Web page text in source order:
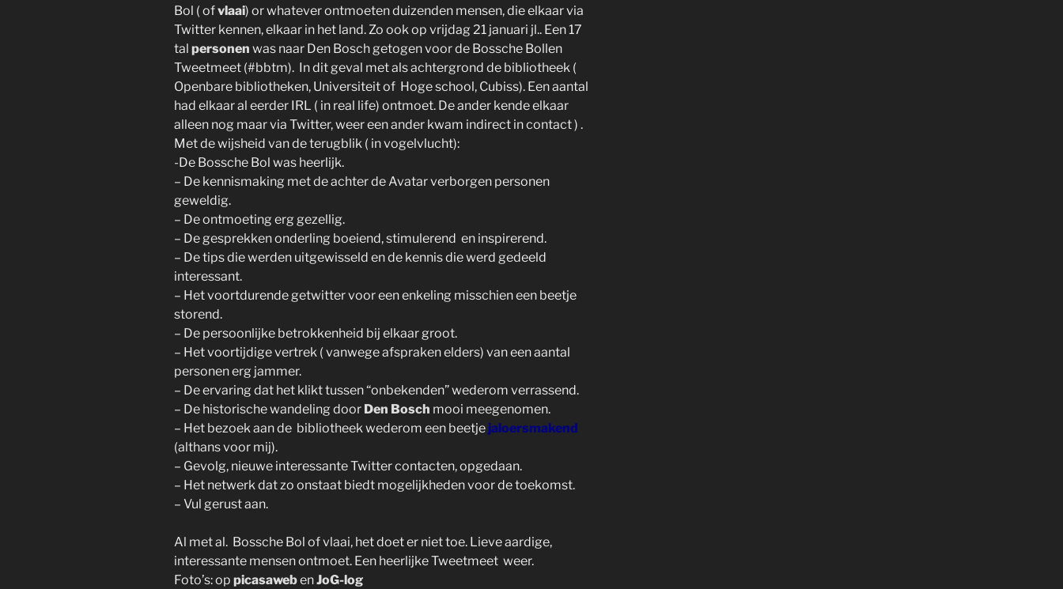
Bol ( ofvlaai) or whatever ontmoeten duizenden mensen, die elkaar via
Twitter kennen, elkaar in het land. Zo ook op vrijdag 21 januari jl.. Een 17
tal personen was naar Den Bosch getogen voor de Bossche Bollen
Tweetmeet (#bbtm). In dit geval met als achtergrond de bibliotheek (
Openbare bibliotheken, Universiteit of Hoge school, Cubiss). Een aantal
had elkaar al eerder IRL ( in real life) ontmoet. De ander kende elkaar
alleen nog maar via Twitter, weer een ander kwam indirect in contact ) .
Met de wijsheid van de terugblik ( in vogelvlucht):
-De Bossche Bol was heerlijk.
– De kennismaking met de achter de Avatar verborgen personen
geweldig.
– De ontmoeting erg gezellig.
– De gesprekken onderling boeiend, stimulerend en inspirerend.
– De tips die werden uitgewisseld en de kennis die werd gedeeld
interessant.
– Het voortdurende getwitter voor een enkeling misschien een beetje
storend.
– De persoonlijke betrokkenheid bij elkaar groot.
– Het voortijdige vertrek ( vanwege afspraken elders) van een aantal
personen erg jammer.
– De ervaring dat het klikt tussen “onbekenden” wederom verrassend.
– De historische wandeling door Den Bosch mooi meegenomen.
– Het bezoek aan de bibliotheek wederom een beetje jaloersmakend
(althans voor mij).
– Gevolg, nieuwe interessante Twitter contacten, opgedaan.
– Het netwerk dat zo onstaat biedt mogelijkheden voor de toekomst.
– Vul gerust aan.
Al met al. Bossche Bol of vlaai, het doet er niet toe. Lieve aardige,
interessante mensen ontmoet. Een heerlijke Tweetmeet weer.
Foto’s: op picasawebenJoG-log